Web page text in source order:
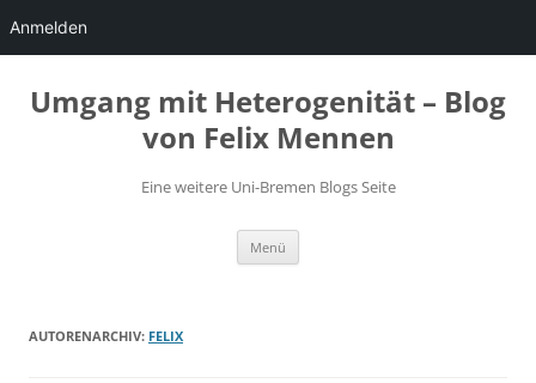
Anmelden
Zum
springen
Umgang mit Heterogenität – Blog
von Felix Mennen
Eine weitere Uni-Bremen Blogs Seite
Menü
AUTORENARCHIV: FELIX